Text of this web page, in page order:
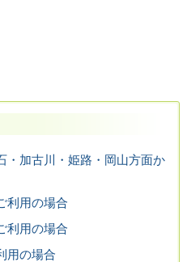
・加古川・姫路・岡山方面か
利用の場合
利用の場合
用の場合